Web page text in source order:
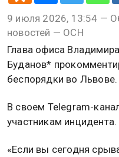
9 июля 2026, 13:54 —
новостей — ОСН
Глава офиса
Буданов*
беспорядки во Львове.
В своем Telegram-
участникам инцидента.
«Если вы сегодня